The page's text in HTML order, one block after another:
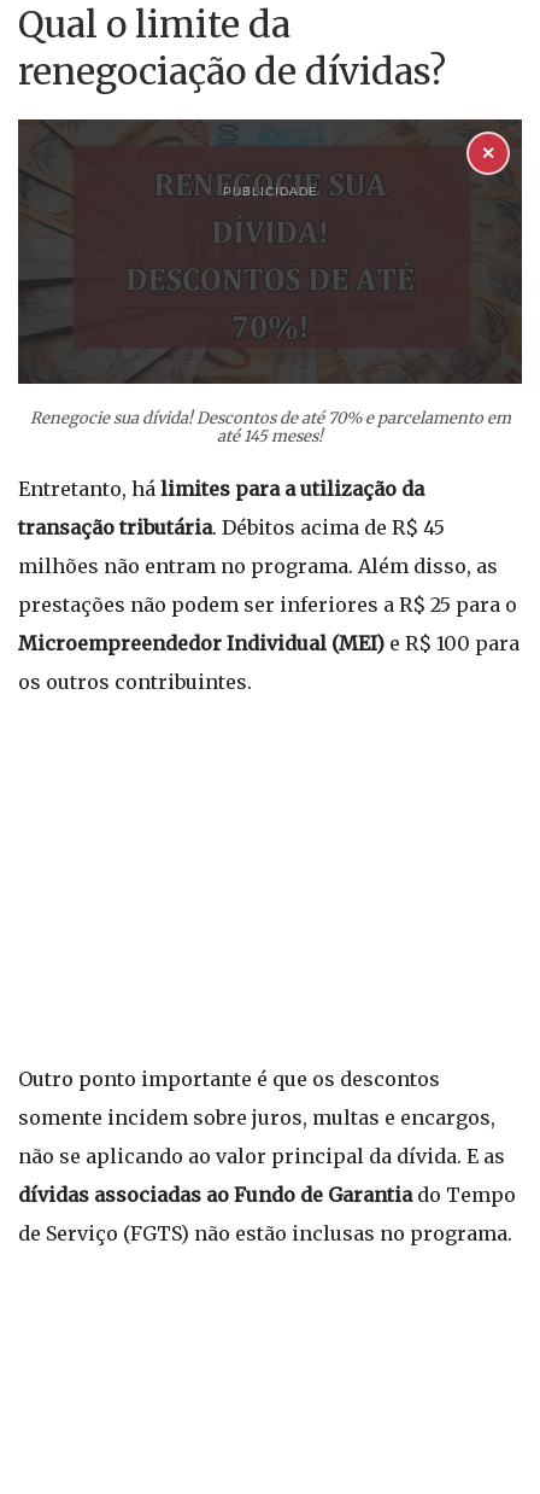
Qual o limite da
renegociação de dívidas?
PUBLICIDADE
✕
Renegocie sua dívida! Descontos de até 70% e parcelamento em
até 145 meses!
Entretanto, há limites para a utilização da
transação tributária. Débitos acima de R$ 45
milhões não entram no programa. Além disso, as
prestações não podem ser inferiores a R$ 25 para o
Microempreendedor Individual (MEI) e R$ 100 para
os outros contribuintes.
Outro ponto importante é que os descontos
somente incidem sobre juros, multas e encargos,
não se aplicando ao valor principal da dívida. E as
dívidas associadas ao Fundo de Garantia do Tempo
de Serviço (FGTS) não estão inclusas no programa.